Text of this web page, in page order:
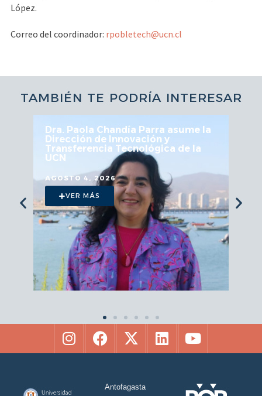
López.
Correo del coordinador: rpobletech@ucn.cl
TAMBIÉN TE PODRÍA INTERESAR
asume la
de la
UCN fortalece articulación en
Mesa Regional de
Astroturismo
JULIO 29, 2026
VER MÁS
Antofagasta